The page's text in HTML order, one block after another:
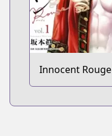
Innocent Rouge